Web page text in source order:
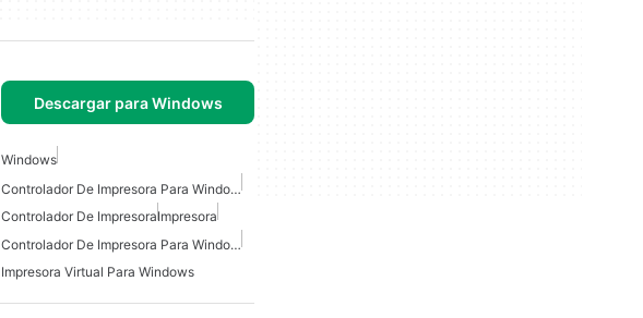
Descargar para Windows
Windows
Controlador De Impresora Para Windows 10
Controlador De ImpresoraImpresora
Controlador De Impresora Para Windows 7
Impresora Virtual Para Windows